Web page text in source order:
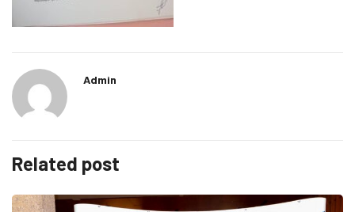
Admin
Related post